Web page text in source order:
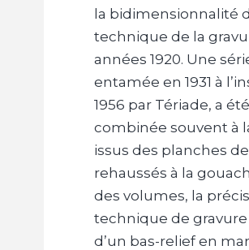
la bidimensionnalité
technique de la
années 1920. Une
entamée en 1931 à
1956 par Tériade, a
combinée souvent à
issus des planches
rehaussés à la
des volumes, la
technique de
d’un bas-relief en